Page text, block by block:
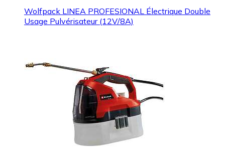
Wolfpack LINEA PROFESIONAL Électrique Double
Usage Pulvérisateur (12V/8A)